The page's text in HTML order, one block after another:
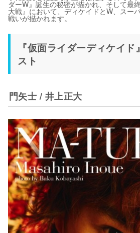
ダーW』誕生の秘密が描かれ、そして最
大戦』において、ディケイドとW、スー
戦いが描かれます。
『仮面ライダーディケイ
スト
門矢士 / 井上正大